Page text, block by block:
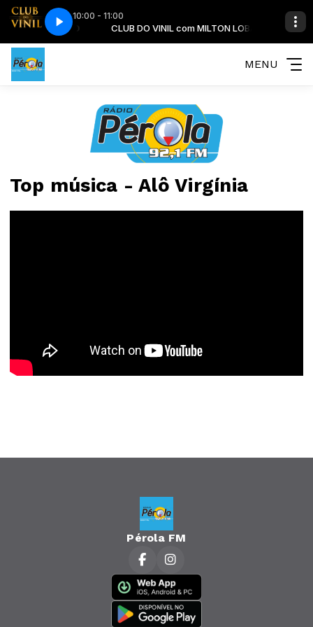
10:00 - 11:00
MILTON LOBÃO CLUB DO VINIL com MILTON LOBÃO
LOBÃO-09-08-2026CLUB DO VINIL - COM MILTON LOBÃO-09-
MENU
Top música - Alô Virgínia
Pérola FM